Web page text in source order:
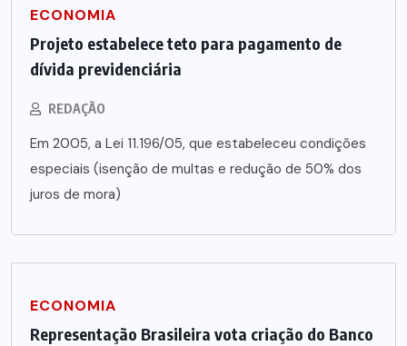
ECONOMIA
Projeto estabelece teto para pagamento de
dívida previdenciária
REDAÇÃO
Em 2005, a Lei 11.196/05, que estabeleceu condições
especiais (isenção de multas e redução de 50% dos
juros de mora)
ECONOMIA
Representação Brasileira vota criação do Banco